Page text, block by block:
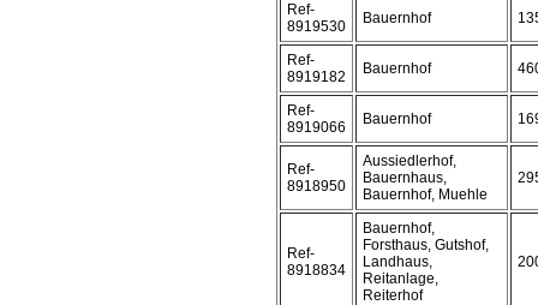
Ref-
8919530
Bauernhof
Ref-
8919182
Bauernhof
Ref-
8919066
Bauernhof
Ref-
8918950
Aussiedlerhof,
Bauernhaus,
Bauernhof, Muehle
Ref-
8918834
Bauernhof,
Forsthaus, Gutshof,
Landhaus,
Reitanlage,
Reiterhof